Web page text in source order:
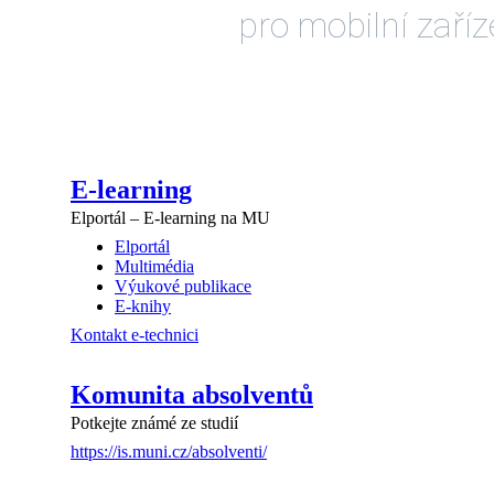
pro mobilní
E-learning
Elportál – E-learning na MU
Elportál
Multimédia
Výukové publikace
E-knihy
Kontakt e-technici
Komunita absolventů
Potkejte známé ze studií
https://is.muni.cz/absolventi/